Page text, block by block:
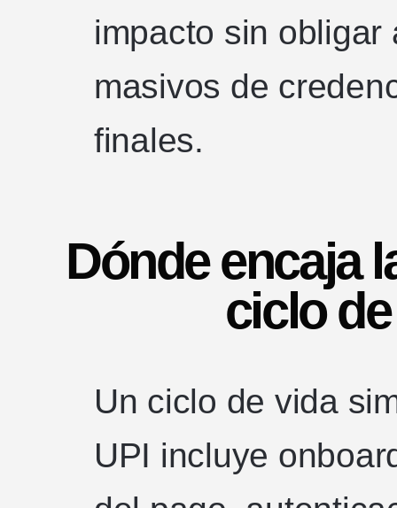
impacto sin
masivos de
finales.
Dónde encaja
ciclo
Un ciclo de vida
UPI incluye